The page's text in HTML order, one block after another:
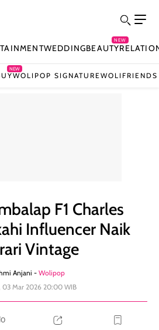
WEDDINGBEAUTY
NEW
NEW
WOLIPOP SIGNATUREWOLIFRIENDS
F1 Charles
Influencer Naik
Vintage
Anjani -Wolipop
03 Mar 2026 20:00 WIB
0